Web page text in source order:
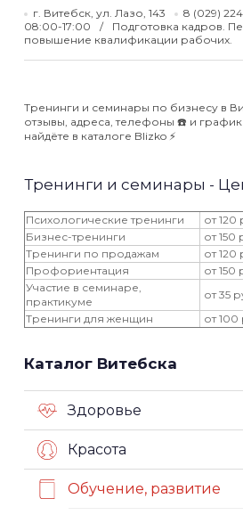
г. Витебск, ул. Лазо, 143 8 (029)
08:00-17:00
Подготовка кадров.
повышение квалификации рабочих.
Тренинги и семинары по бизнесу в
отзывы, адреса, телефоны ☎️ и
найдёте в каталоге Blizko ⚡️
Тренинги и семинары -
Психологические тренинги
от 120
Бизнес-тренинги
от 150
Тренинги по продажам
от 120
Профориентация
от 150
Участие в семинаре,
практикуме
от 35
Тренинги для женщин
от 100
Каталог Витебска
Здоровье
Красота
Обучение, развитие